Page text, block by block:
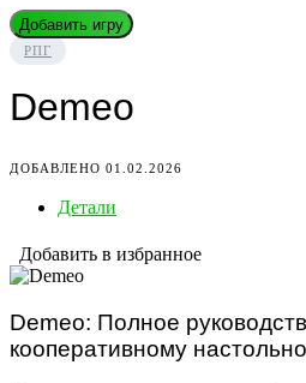
Добавить игру
РПГ
Demeo
ДОБАВЛЕНО 01.02.2026
Детали
Добавить в избранное
Demeo: Полное
кооперативному